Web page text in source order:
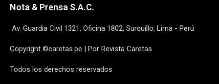
Nota & Prensa S.A.C.
Av. Guardia Civil 1321, Oficina 1802, Surquillo, Lima - Perú
Copyright ©caretas.pe | Por Revista Caretas
Todos los derechos reservados